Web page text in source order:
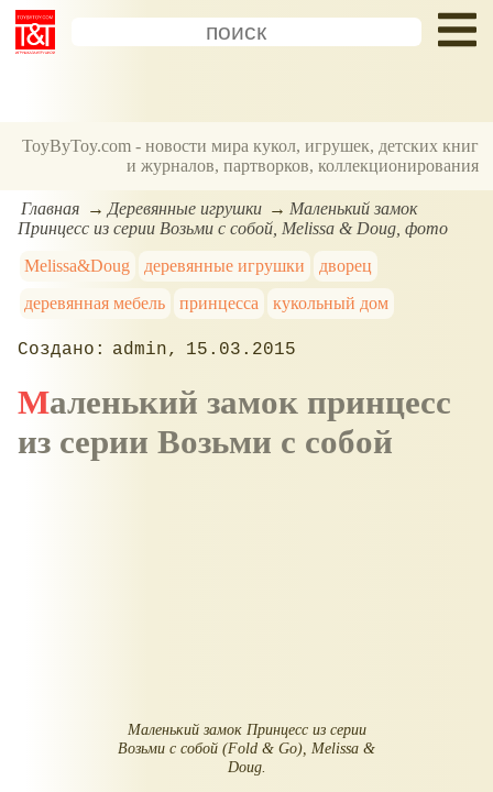
ToyByToy.com - новости мира кукол, игрушек, детских книг
и журналов, партворков, коллекционирования
Главная Деревянные игрушки
Маленький замок
Принцесс из серии Возьми с собой, Melissa & Doug, фото
Melissa&Doug
деревянные игрушки
дворец
деревянная мебель
принцесса кукольный дом
admin 15.03.2015
Маленький замок принцесс
из серии Возьми с собой
Маленький замок Принцесс из серии
Возьми с собой (Fold & Go), Melissa &
Doug.